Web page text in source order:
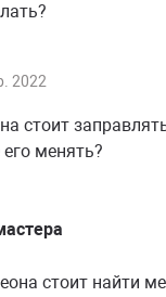
2022
стоит
менять?
стоит найти